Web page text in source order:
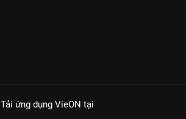
Tải ứng dụng VieON tại